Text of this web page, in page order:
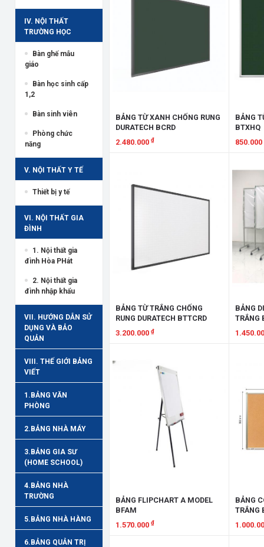
IV. NỘI THẤT
TRƯỜNG HỌC
Bàn ghế mẫu
giáo
Bàn học sinh cấp
1,2
Bàn sinh viên
Phòng chức
năng
V. NỘI THẤT Y TẾ
Thiết bị y tế
VI. NỘI THẤT GIA
ĐÌNH
1. Nội thất gia
đình Hòa PHát
2. Nội thất gia
đình nhập khẩu
VII. HƯỚNG DẪN SỬ
DỤNG VÀ BẢO
QUẢN
VIII. THẾ GIỚI BẢNG
VIẾT
1.BẢNG VĂN
PHÒNG
2.BẢNG NHÀ MÁY
3.BẢNG GIA SƯ
(HOME SCHOOL)
4.BẢNG NHÀ
TRƯỜNG
5.BẢNG NHÀ HÀNG
6.BẢNG QUẢN TRỊ
BẢNG TỪ XANH CHỐNG RUNG
DURATECH BCRD
2.480.000 ₫
BẢNG
BTXHQ
850.000
BẢNG TỪ TRẮNG CHỐNG
RUNG DURATECH BTTCRD
3.200.000 ₫
BẢNG
TRẮNG
BẢNG FLIPCHART A MODEL
BFAM
1.570.000 ₫
BẢNG
TRẮNG